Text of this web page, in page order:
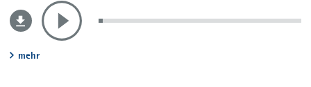
mehr